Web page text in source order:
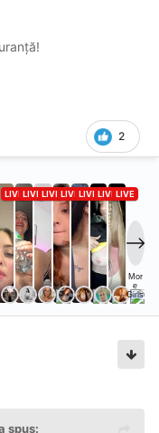
2
spus: